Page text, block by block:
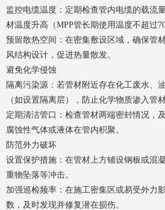
监控电缆温度：定期检查管内电缆的载流
材温度升高（MPP管长期使用温度不超过
预留散热空间：在密集敷设区域，确保管
风结构设计，促进热量散发。
避免化学侵蚀
隔离污染源：若管材附近存在化工废水、
（如设置隔离层），防止化学物质渗入管材
定期清洁管口：检查管材两端密封情况，
腐蚀性气体或液体在管内积聚。
防范外力破坏
设置保护措施：在管材上方铺设钢板或混
重物坠落等冲击。
加强巡检频率：在施工密集区或易受外力
数，及时发现并修复潜在损伤。